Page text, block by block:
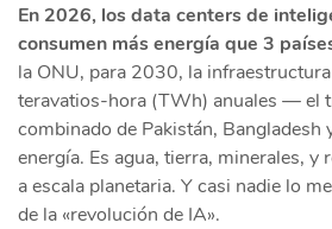
En 2026, los data centers de
consumen más energía que 3
la ONU, para 2030, la
teravatios-hora (TWh) anuales — el
combinado de Pakistán, Bangladesh
energía. Es agua, tierra, minerales, y
a escala planetaria. Y casi nadie lo
de la «revolución de IA».